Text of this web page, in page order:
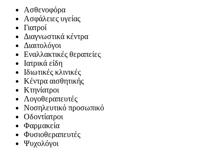
Ασθενοφόρα
Ασφάλειες υγείας
Γιατροί
Διαγνωστικά κέντρα
Διαιτολόγοι
Εναλλακτικές θεραπείες
Ιατρικά είδη
Ιδιωτικές κλινικές
Κέντρα αισθητικής
Κτηνίατροι
Λογοθεραπευτές
Νοσηλευτικό προσωπικό
Οδοντίατροι
Φαρμακεία
Φυσιοθεραπευτές
Ψυχολόγοι